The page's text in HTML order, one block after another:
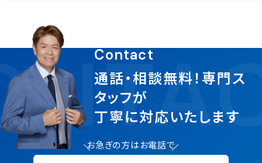
Contact
通話・相談無料！専門ス
タッフが
丁寧に対応いたします
お急ぎの方はお電話で